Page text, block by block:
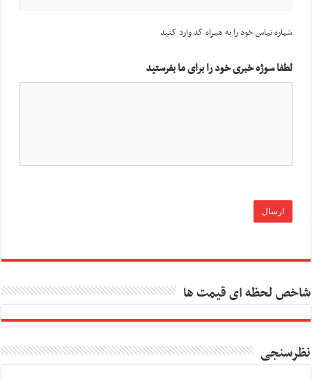
شماره تماس خود را به همراه کد وارد کنید
لطفا سوژه خبری خود را برای ما بفرستید
شاخص لحظه ای قیمت ها
نظرسنجی